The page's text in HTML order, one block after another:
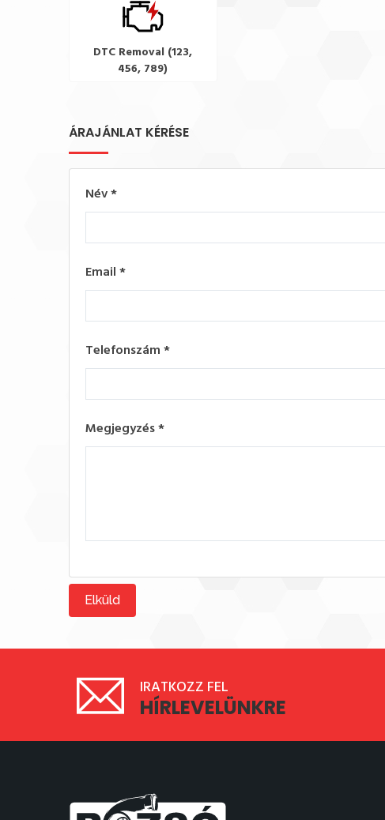
DTC Removal (123,
456, 789)
ÁRAJÁNLAT KÉRÉSE
Név*
Email*
Telefonszám*
Megjegyzés*
Elküld
IRATKOZZ FEL
HÍRLEVELÜNKRE